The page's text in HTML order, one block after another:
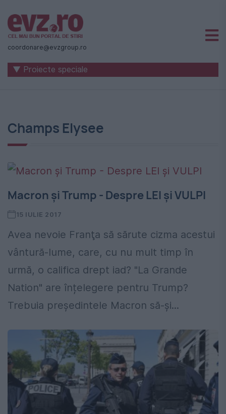
Știri
naționale
internaționale
-
Evenimentul
Zilei
coordonare@evzgroup.ro
▼ Proiecte speciale
Champs Elysee
Macron şi Trump - Despre LEI şi VULPI
15 IULIE 2017
Avea nevoie Franţa să sărute cizma acestui
vântură-lume, care, cu nu mult timp în
urmă, o califica drept iad? "La Grande
Nation" are înțelegere pentru Trump?
Trebuia preşedintele Macron să-şi...